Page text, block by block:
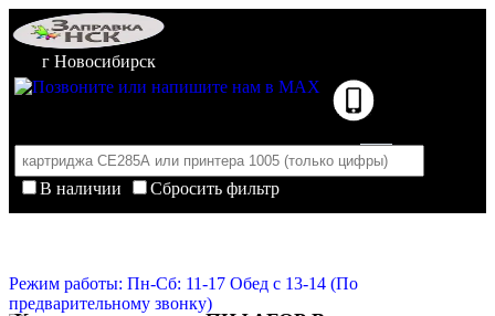
г Новосибирск
В наличии
Сбросить фильтр
Корзина пуста
Режим работы: Пн-Сб: 11-17 Обед с 13-14 (По
предварительному звонку)